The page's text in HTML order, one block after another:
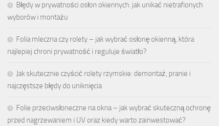
Błędy w prywatności osłon okiennych: jak unikać nietrafionych
wyborów i montażu
Folia mleczna czy rolety – jak wybrać osłonę okienną, która
najlepiej chroni prywatność i reguluje światło?
Jak skutecznie czyścić rolety rzymskie: demontaż, pranie i
najczęstsze błędy do uniknięcia
Folie przeciwsłoneczne na okna – jak wybrać skuteczną ochronę
przed nagrzewaniem i UV oraz kiedy warto zainwestować?